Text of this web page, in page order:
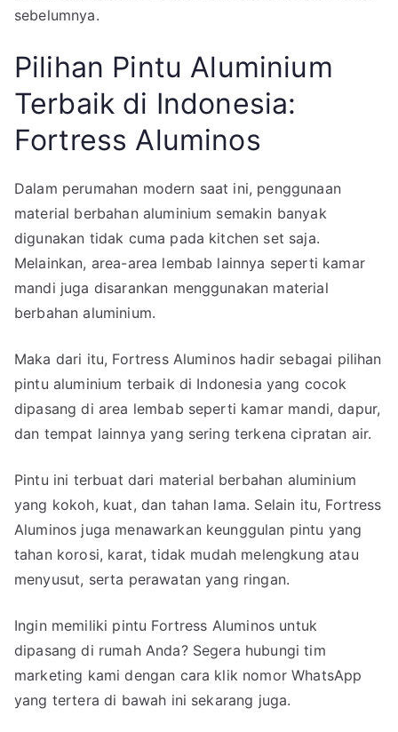
sebelumnya.
Pilihan Pintu Aluminium
Terbaik di Indonesia:
Fortress Aluminos
Dalam perumahan modern saat ini, penggunaan
material berbahan aluminium semakin banyak
digunakan tidak cuma pada kitchen set saja.
Melainkan, area-area lembab lainnya seperti kamar
mandi juga disarankan menggunakan material
berbahan aluminium.
Maka dari itu, Fortress Aluminos hadir sebagai pilihan
pintu aluminium terbaik di Indonesia yang cocok
dipasang di area lembab seperti kamar mandi, dapur,
dan tempat lainnya yang sering terkena cipratan air.
Pintu ini terbuat dari material berbahan aluminium
yang kokoh, kuat, dan tahan lama. Selain itu, Fortress
Aluminos juga menawarkan keunggulan pintu yang
tahan korosi, karat, tidak mudah melengkung atau
menyusut, serta perawatan yang ringan.
Ingin memiliki pintu Fortress Aluminos untuk
dipasang di rumah Anda? Segera hubungi tim
marketing kami dengan cara klik nomor WhatsApp
yang tertera di bawah ini sekarang juga.